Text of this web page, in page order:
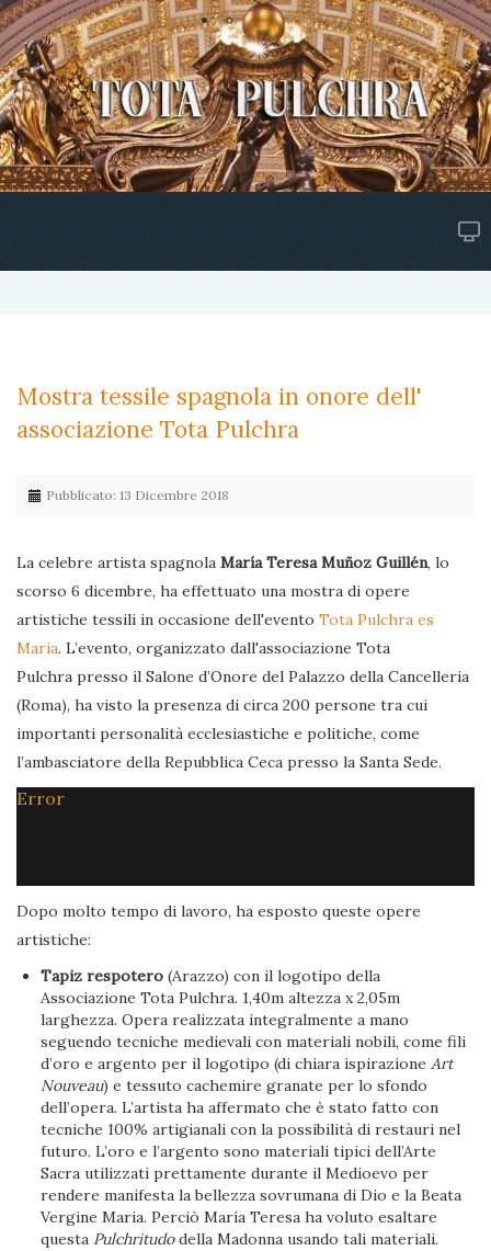
Mostra tessile spagnola in onore dell'
associazione Tota Pulchra
Pubblicato: 13 Dicembre 2018
La celebre artista spagnola María Teresa Muñoz Guillén, lo
scorso 6 dicembre, ha effettuato una mostra di opere
artistiche tessili in occasione dell'evento Tota Pulchra es
Maria. L’evento, organizzato dall'associazione Tota
Pulchra presso il Salone d’Onore del Palazzo della Cancelleria
(Roma), ha visto la presenza di circa 200 persone tra cui
importanti personalità ecclesiastiche e politiche, come
l’ambasciatore della Repubblica Ceca presso la Santa Sede.
Error
Dopo molto tempo di lavoro, ha esposto queste opere
artistiche:
Tapiz respotero (Arazzo) con il logotipo della
Associazione Tota Pulchra. 1,40m altezza x 2,05m
larghezza. Opera realizzata integralmente a mano
seguendo tecniche medievali con materiali nobili, come fili
d’oro e argento per il logotipo (di chiara ispirazioneArt
Nouveau) e tessuto cachemire granate per lo sfondo
dell’opera. L’artista ha affermato che è stato fatto con
tecniche 100% artigianali con la possibilità di restauri nel
futuro. L’oro e l’argento sono materiali tipici dell’Arte
Sacra utilizzati prettamente durante il Medioevo per
rendere manifesta la bellezza sovrumana di Dio e la Beata
Vergine Maria. Perciò María Teresa ha voluto esaltare
questa Pulchritudodella Madonna usando tali materiali.